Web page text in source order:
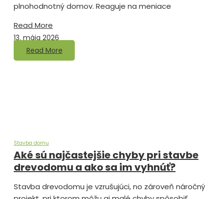
plnohodnotný domov. Reaguje na meniace
Read More
13. mája 2026
Read More
Stavba domu
Aké sú najčastejšie chyby pri stavbe
drevodomu a ako sa im vyhnúť?
Stavba drevodomu je vzrušujúci, no zároveň náročný